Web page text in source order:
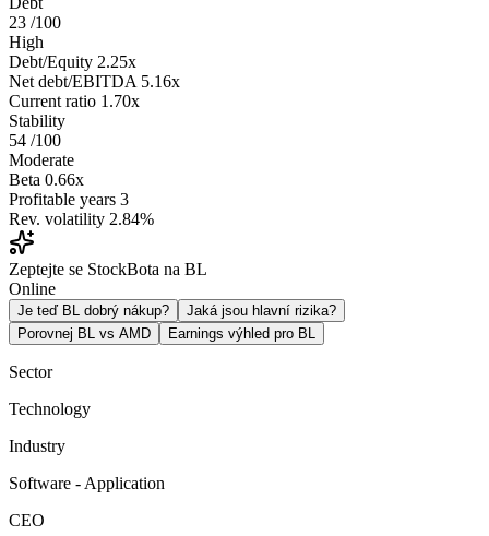
23 /100
High
Debt/Equity 2.25x
Net debt/EBITDA 5.16x
Current ratio 1.70x
Stability
54 /100
Moderate
Beta 0.66x
Profitable years 3
Rev. volatility 2.84%
Zeptejte se StockBota na BL
Online
Je teď BL dobrý nákup?
Jaká jsou hlavní rizika?
Porovnej BL vs AMD
Earnings výhled pro BL
Sector
Technology
Industry
Software - Application
CEO